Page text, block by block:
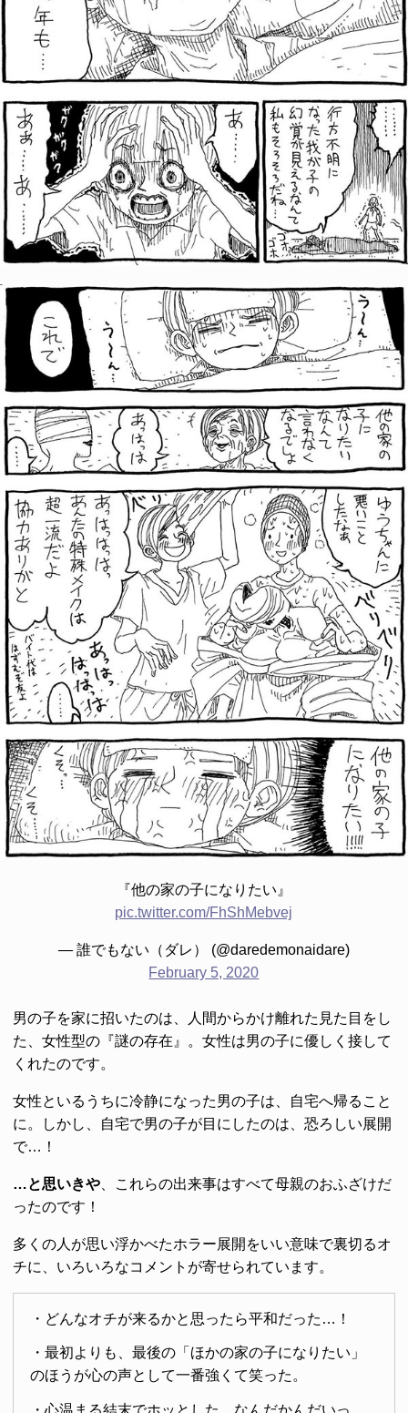
『他の家の子になりたい』
pic.twitter.com/FhShMebvej
— 誰でもない（ダレ） (@daredemonaidare)
February 5, 2020
男の子を家に招いたのは、人間からかけ離れた見た目をし
た、女性型の『謎の存在』。女性は男の子に優しく接して
くれたのです。
女性といるうちに冷静になった男の子は、自宅へ帰ること
に。しかし、自宅で男の子が目にしたのは、恐ろしい展開
で…！
…と思いきや 、これらの出来事はすべて母親のおふざけだ
ったのです！
多くの人が思い浮かべたホラー展開をいい意味で裏切るオ
チに、いろいろなコメントが寄せられています。
・どんなオチが来るかと思ったら平和だった…！
・最初よりも、最後の「ほかの家の子になりたい」
のほうが心の声として一番強くて笑った。